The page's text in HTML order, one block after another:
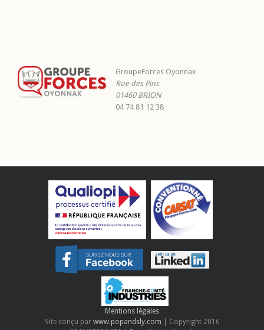
GroupeForces Oyonnax
Rue des Pins
01460 BRION
04 74 81 12 38
Mentions légales
Site conçu parwww.popandsly.com
| Copyright 2016